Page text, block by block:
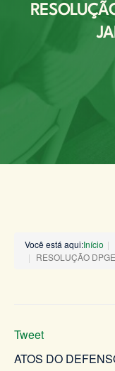
Você está aqui:Início
RESOLUÇÃO
Tweet
ATOS DO